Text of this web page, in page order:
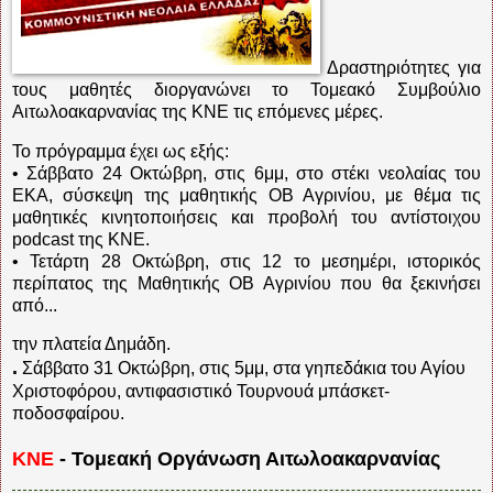
Δραστηριότητες για
τους μαθητές διοργανώνει το Τομεακό Συμβούλιο
Αιτωλοακαρνανίας της ΚΝΕ τις επόμενες μέρες.
Το πρόγραμμα έχει ως εξής:
• Σάββατο 24 Οκτώβρη, στις 6μμ, στο στέκι νεολαίας του
ΕΚΑ, σύσκεψη της μαθητικής ΟΒ Αγρινίου, με θέμα τις
μαθητικές κινητοποιήσεις και προβολή του αντίστοιχου
podcast της ΚΝΕ.
• Τετάρτη 28 Οκτώβρη, στις 12 το μεσημέρι, ιστορικός
περίπατος της Μαθητικής ΟΒ Αγρινίου που θα ξεκινήσει
από...
την πλατεία Δημάδη.
. Σάββατο 31 Οκτώβρη, στις 5μμ, στα γηπεδάκια του Αγίου
Χριστοφόρου, αντιφασιστικό Τουρνουά μπάσκετ-
ποδοσφαίρου.
ΚΝΕ - Τομεακή Οργάνωση Αιτωλοακαρνανίας